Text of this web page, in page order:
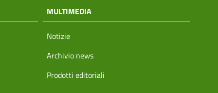
MULTIMEDIA
Notizie
Archivio news
Prodotti editoriali